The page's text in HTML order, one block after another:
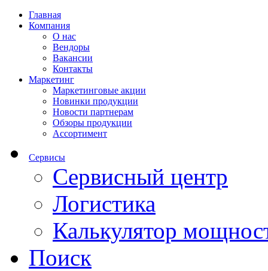
Главная
Компания
О нас
Вендоры
Вакансии
Контакты
Маркетинг
Маркетинговые акции
Новинки продукции
Новости партнерам
Обзоры продукции
Ассортимент
Сервисы
Сервисный центр
Логистика
Калькулятор
Поиск